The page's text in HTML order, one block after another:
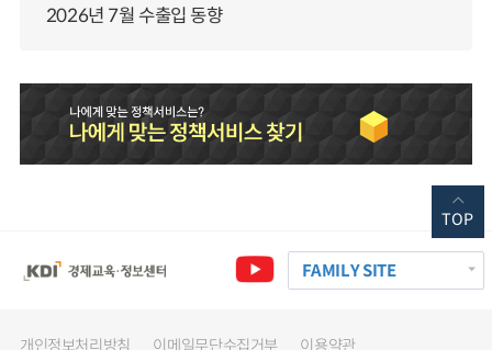
2026년 7월 수출입 동향
FAMILY SITE
개인정보처리방침 이메일무단수집거부 이용약관
TOP